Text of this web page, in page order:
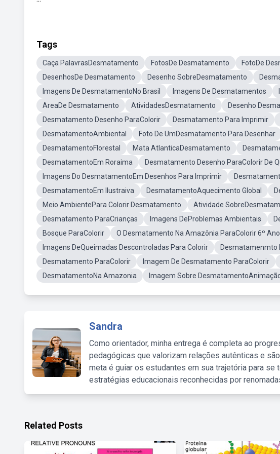
Tags
Caça PalavrasDesmatamento FotosDe Desmatamento FotoDe
DesenhosDe Desmatamento
Desenho SobreDesmatamento
Imagens De DesmatamentoNo Brasil
Imagens De Desmatamentos
AreaDe Desmatamento
AtividadesDesmatamento Desenho
Desmatamento Desenho ParaColorir
Desmatamento Para Imprimir
DesmatamentoAmbiental
Foto De UmDesmatamento Para Desenhar
DesmatamentoFlorestal
Mata AtlanticaDesmatamento
DesmatamentoEm Roraima
Desmatamento Desenho ParaColorir De
Imagens Do DesmatamentoEm Desenhos Para Imprimir
DesmatamentoEm Ilustraiva
DesmatamentoAquecimento Global
Meio AmbientePara Colorir Desmatamento
Atividade
Desmatamento ParaCrianças
Imagens DeProblemas Ambientais
Bosque ParaColorir
O Desmatamento Na Amazônia ParaColorir 6º Ano
Imagens DeQueimadas Descontroladas Para Colorir
Desmatamenmto
Desmatamento ParaColorir
Imagem De Desmatamento ParaColorir
DesmatamentoNa Amazonia
Imagem Sobre
Sandra
Como orientador, minha entrega é completa ao
pedagógicas que valorizam relações autênticas e
meta é guiar os estudantes em sua trajetória para se
estratégias educacionais reconhecidas por
Related Posts